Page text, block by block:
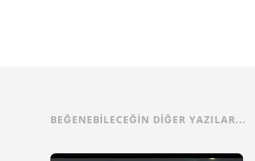
BEĞENEBILECEĞIN DIĞER YAZILAR...